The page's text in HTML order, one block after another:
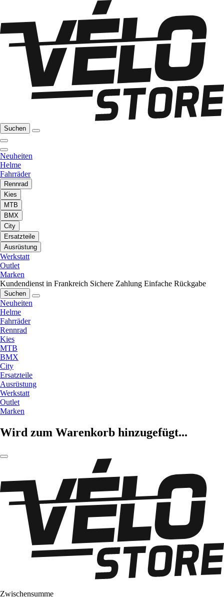
Suchen
Neuheiten
Helme
Fahrräder
Rennrad
Kies
MTB
BMX
City
Ersatzteile
Ausrüstung
Werkstatt
Outlet
Marken
Kundendienst in Frankreich Sichere Zahlung Einfache Rückgabe
Suchen
Neuheiten
Helme
Fahrräder
Rennrad
Kies
MTB
BMX
City
Ersatzteile
Ausrüstung
Werkstatt
Outlet
Marken
Wird zum Warenkorb hinzugefügt...
Zwischensumme